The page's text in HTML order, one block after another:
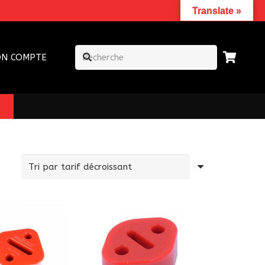
COMPTE
Translate »